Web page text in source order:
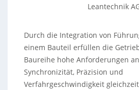
Leantechnik
Durch die Integration von
einem Bauteil erfüllen die
Baureihe hohe Anforderungen
Synchronizität, Präzision und
Verfahrgeschwindigkeit